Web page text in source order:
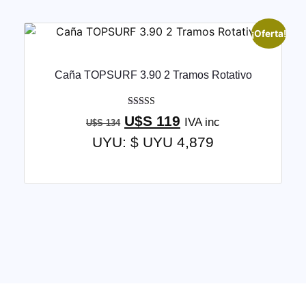
¡Oferta!
Caña TOPSURF 3.90 2 Tramos Rotativo
Valorado con
5.00
U$S134 U$S 119 IVA inc
UYU: $ UYU 4,879